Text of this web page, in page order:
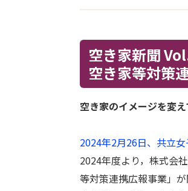
空き家新聞
空き家等対策
空き家のイメージを変え
2024年2月26日、共立
2024年度より，株式会
等対策連携広報事業」